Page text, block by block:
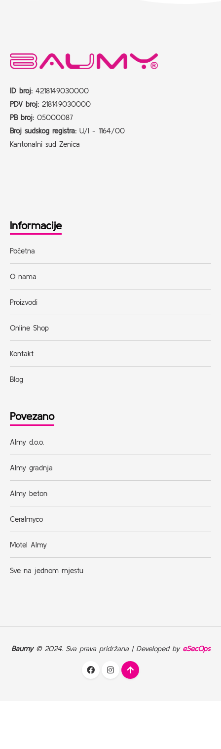
ID broj: 4218149030000
PDV broj: 218149030000
PB broj: 05000087
Broj sudskog registra: U/I - 1164/00
Kantonalni sud Zenica
Informacije
Početna
O nama
Proizvodi
Online Shop
Kontakt
Blog
Povezano
Almy d.o.o.
Almy gradnja
Almy beton
Ceralmyco
Motel Almy
Sve na jednom mjestu
Baumy© 2024. Sva prava pridržana | Developed by eSecOps